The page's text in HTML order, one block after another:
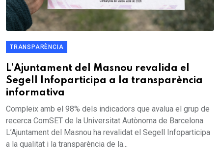
TRANSPARÈNCIA
L’Ajuntament del Masnou revalida el
Segell Infoparticipa a la transparència
informativa
Compleix amb el 98% dels indicadors que avalua el grup de
recerca ComSET de la Universitat Autònoma de Barcelona
L’Ajuntament del Masnou ha revalidat el Segell Infoparticipa
a la qualitat i la transparència de la...